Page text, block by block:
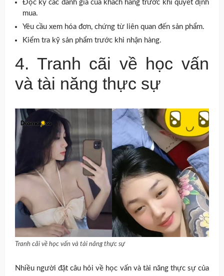
Đọc kỹ các đánh giá của khách hàng trước khi quyết định
mua.
Yêu cầu xem hóa đơn, chứng từ liên quan đến sản phẩm.
Kiểm tra kỹ sản phẩm trước khi nhận hàng.
4. Tranh cãi về học vấn
và tài năng thực sự
Tranh cãi về học vấn và tài năng thực sự
Nhiều người đặt câu hỏi về học vấn và tài năng thực sự của